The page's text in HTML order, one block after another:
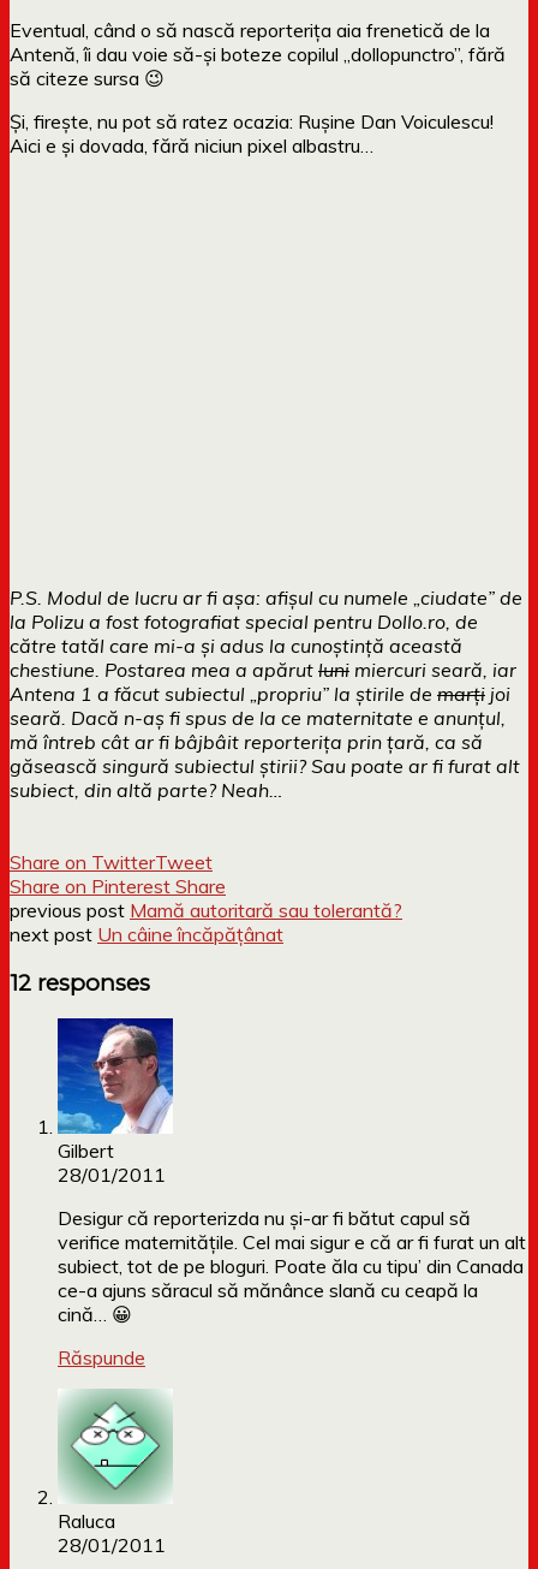
Eventual, când o să nască reporterița aia frenetică de la
Antenă, îi dau voie să-și boteze copilul „dollopunctro”, fără
să citeze sursa 😉
Și, firește, nu pot să ratez ocazia: Rușine Dan Voiculescu!
Aici e și dovada, fără niciun pixel albastru…
P.S. Modul de lucru ar fi așa: afișul cu numele „ciudate” de
la Polizu a fost fotografiat special pentru Dollo.ro, de
către tatăl care mi-a și adus la cunoștință această
chestiune. Postarea mea a apărut luni miercuri seară, iar
Antena 1 a făcut subiectul „propriu” la știrile de marți joi
seară. Dacă n-aș fi spus de la ce maternitate e anunțul,
mă întreb cât ar fi bâjbâit reporterița prin țară, ca să
găsească singură subiectul știrii? Sau poate ar fi furat alt
subiect, din altă parte? Neah…
Share on TwitterTweet
Share on Pinterest Share
previous post Mamă autoritară sau tolerantă?
next post Un câine încăpățânat
12 responses
Gilbert
28/01/2011
Desigur că reporterizda nu şi-ar fi bătut capul să
verifice maternităţile. Cel mai sigur e că ar fi furat un alt
subiect, tot de pe bloguri. Poate ăla cu tipu’ din Canada
ce-a ajuns săracul să mănânce slană cu ceapă la
cină… 😀
Răspunde
Raluca
28/01/2011